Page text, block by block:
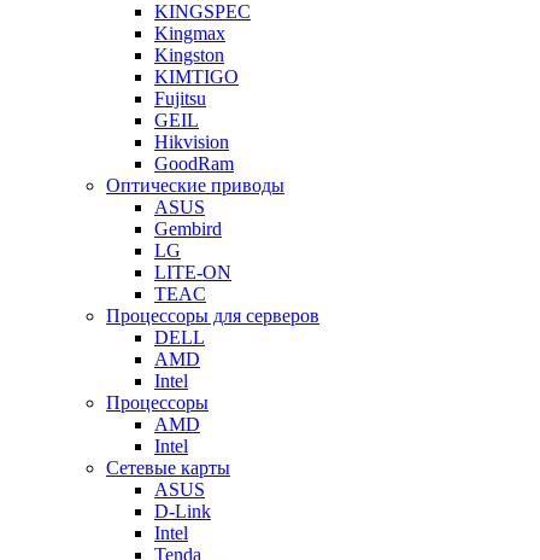
KINGSPEC
Kingmax
Kingston
KIMTIGO
Fujitsu
GEIL
Hikvision
GoodRam
Оптические приводы
ASUS
Gembird
LG
LITE-ON
TEAC
Процессоры для серверов
DELL
AMD
Intel
Процессоры
AMD
Intel
Сетевые карты
ASUS
D-Link
Intel
Tenda